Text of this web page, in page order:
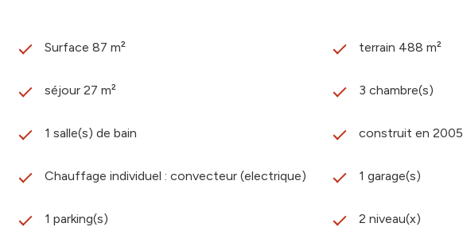
Surface 87 m² terrain 488 m²
séjour 27 m² 3 chambre(s)
1 salle(s) de bain construit en 2005
Chauffage individuel : convecteur (electrique) 1 garage(s)
1 parking(s) 2 niveau(x)